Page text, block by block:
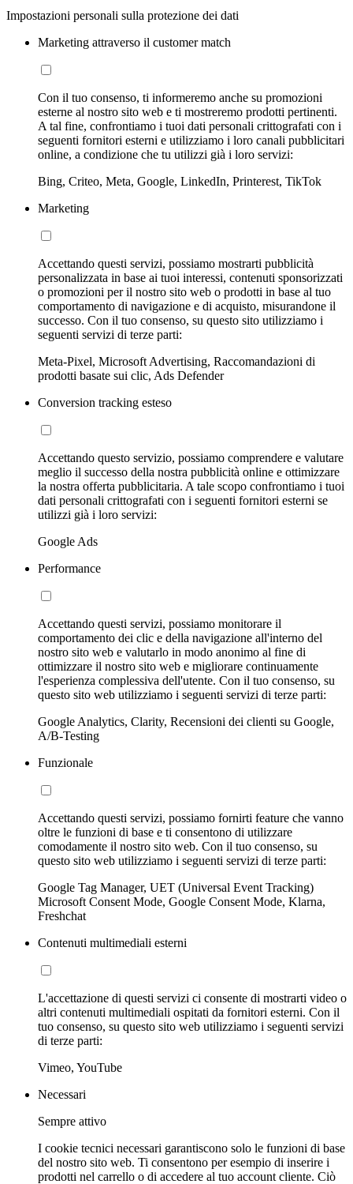
Impostazioni personali sulla protezione dei dati
Marketing attraverso il customer match
Con il tuo consenso, ti informeremo anche su promozioni
esterne al nostro sito web e ti mostreremo prodotti pertinenti.
A tal fine, confrontiamo i tuoi dati personali crittografati con i
seguenti fornitori esterni e utilizziamo i loro canali pubblicitari
online, a condizione che tu utilizzi già i loro servizi:
Bing, Criteo, Meta, Google, LinkedIn, Printerest, TikTok
Marketing
Accettando questi servizi, possiamo mostrarti pubblicità
personalizzata in base ai tuoi interessi, contenuti sponsorizzati
o promozioni per il nostro sito web o prodotti in base al tuo
comportamento di navigazione e di acquisto, misurandone il
successo. Con il tuo consenso, su questo sito utilizziamo i
seguenti servizi di terze parti:
Meta-Pixel, Microsoft Advertising, Raccomandazioni di
prodotti basate sui clic, Ads Defender
Conversion tracking esteso
Accettando questo servizio, possiamo comprendere e valutare
meglio il successo della nostra pubblicità online e ottimizzare
la nostra offerta pubblicitaria. A tale scopo confrontiamo i tuoi
dati personali crittografati con i seguenti fornitori esterni se
utilizzi già i loro servizi:
Google Ads
Performance
Accettando questi servizi, possiamo monitorare il
comportamento dei clic e della navigazione all'interno del
nostro sito web e valutarlo in modo anonimo al fine di
ottimizzare il nostro sito web e migliorare continuamente
l'esperienza complessiva dell'utente. Con il tuo consenso, su
questo sito web utilizziamo i seguenti servizi di terze parti:
Google Analytics, Clarity, Recensioni dei clienti su Google,
A/B-Testing
Funzionale
Accettando questi servizi, possiamo fornirti feature che vanno
oltre le funzioni di base e ti consentono di utilizzare
comodamente il nostro sito web. Con il tuo consenso, su
questo sito web utilizziamo i seguenti servizi di terze parti:
Google Tag Manager, UET (Universal Event Tracking)
Microsoft Consent Mode, Google Consent Mode, Klarna,
Freshchat
Contenuti multimediali esterni
L'accettazione di questi servizi ci consente di mostrarti video o
altri contenuti multimediali ospitati da fornitori esterni. Con il
tuo consenso, su questo sito web utilizziamo i seguenti servizi
di terze parti:
Vimeo, YouTube
Necessari
Sempre attivo
I cookie tecnici necessari garantiscono solo le funzioni di base
del nostro sito web. Ti consentono per esempio di inserire i
prodotti nel carrello o di accedere al tuo account cliente. Ciò